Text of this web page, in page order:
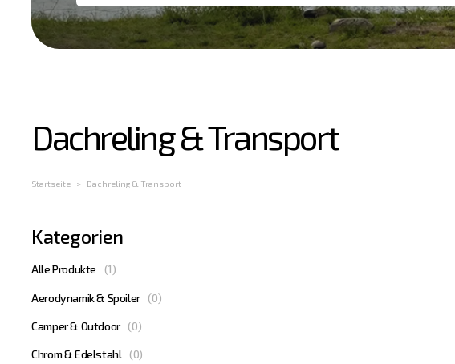
Dachreling & Transport
Startseite
Dachreling & Transport
Kategorien
Alle Produkte (1)
Aerodynamik & Spoiler (0)
Camper & Outdoor (0)
Chrom & Edelstahl (0)